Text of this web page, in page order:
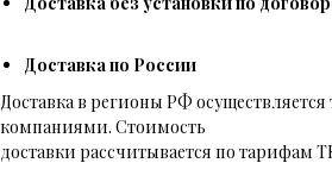
Доставка по России
Доставка в регионы РФ
компаниями. Стоимость
доставки рассчитывается по тарифам